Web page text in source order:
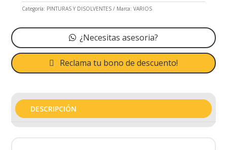
Categoría: PINTURAS Y DISOLVENTES Marca: VARIOS
¿Necesitas asesoria?
Reclama tu bono de descuento!
DESCRIPCIÓN